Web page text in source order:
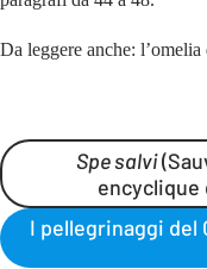
Da leggere anche:
Spe salvi
encyclique
I pellegrinaggi del